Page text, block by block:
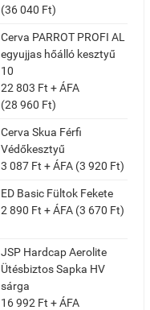
(36 040 Ft)
Cerva PARROT PROFI AL
egyujjas hőálló kesztyű
10
22 803 Ft + ÁFA
(28 960 Ft)
Cerva Skua Férfi
Védőkesztyű
3 087 Ft + ÁFA (3 920 Ft)
ED Basic Fültok Fekete
2 890 Ft + ÁFA (3 670 Ft)
JSP Hardcap Aerolite
Ütésbiztos Sapka HV
sárga
16 992 Ft + ÁFA